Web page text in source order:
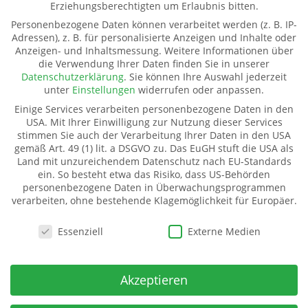
Kontakt
Impressum
Datenschutz
Pate werden
Spenden
Mitglied werden
Kinderhilfe Westafrika e.V.
Kinderhilfe Westafrika e.V.
Dorfstraße 18 (Kahmer)
IBAN:
DE06 5009 2100 0001 7141 71
BIC: GENODE51BH2
Erziehungsberechtigten um Erlaubnis bitten.
Personenbezogene Daten können verarbeitet werden (z. B. IP-
Adressen), z. B. für personalisierte Anzeigen und Inhalte oder
Anzeigen- und Inhaltsmessung. Weitere Informationen über
die Verwendung Ihrer Daten finden Sie in unserer
Datenschutzerklärung. Sie können Ihre Auswahl jederzeit
unter Einstellungen widerrufen oder anpassen.
Einige Services verarbeiten personenbezogene Daten in den
USA. Mit Ihrer Einwilligung zur Nutzung dieser Services
stimmen Sie auch der Verarbeitung Ihrer Daten in den USA
gemäß Art. 49 (1) lit. a DSGVO zu. Das EuGH stuft die USA als
Land mit unzureichendem Datenschutz nach EU-Standards
ein. So besteht etwa das Risiko, dass US-Behörden
personenbezogene Daten in Überwachungsprogrammen
verarbeiten, ohne bestehende Klagemöglichkeit für Europäer.
Datenschutzeinstellungen
Essenziell Externe Medien
Akzeptieren